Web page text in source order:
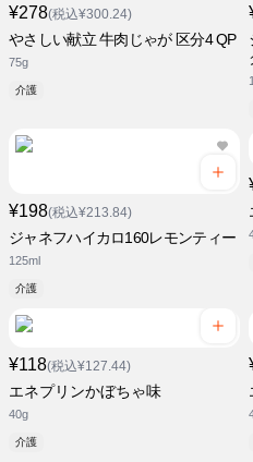
¥278(税込¥300.24)
やさしい献立 牛肉じゃが 区分4 QP
75g
介護
¥198(税込¥213.84)
ジャネフハイカロ160レモンティー
125ml
介護
¥118(税込¥127.44)
エネプリンかぼちゃ味
40g
介護